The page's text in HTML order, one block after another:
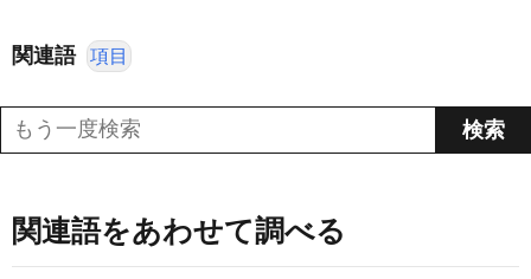
関連語 項目
関連語をあわせて調べる